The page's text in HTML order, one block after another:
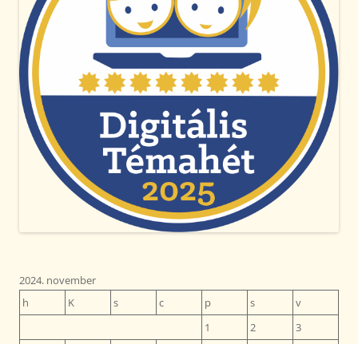
2024. november
h
K s c p s
v
1
2
3